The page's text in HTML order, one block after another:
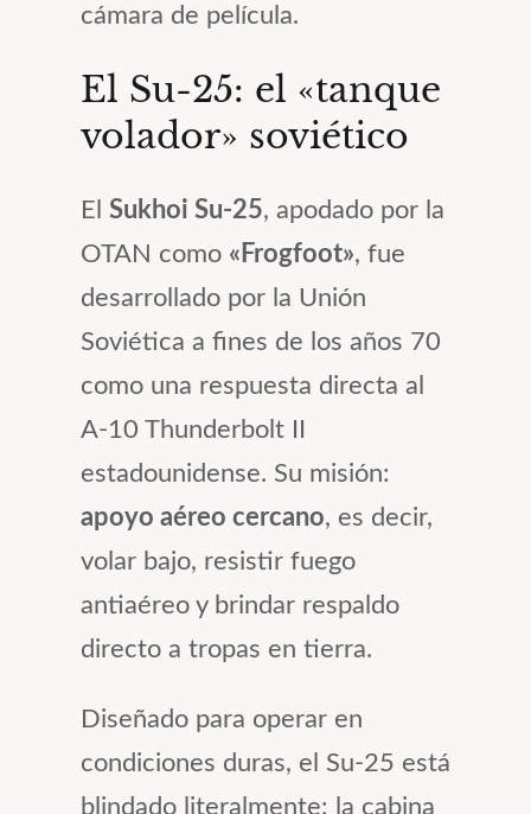
cámara de película.
El Su-25: el «tanque
volador» soviético
El Sukhoi Su-25, apodado por la
OTAN como «Frogfoot», fue
desarrollado por la Unión
Soviética a fines de los años 70
como una respuesta directa al
A-10 Thunderbolt II
estadounidense. Su misión:
apoyo aéreo cercano, es decir,
volar bajo, resistir fuego
antiaéreo y brindar respaldo
directo a tropas en tierra.
Diseñado para operar en
condiciones duras, el Su-25 está
blindado literalmente: la cabina